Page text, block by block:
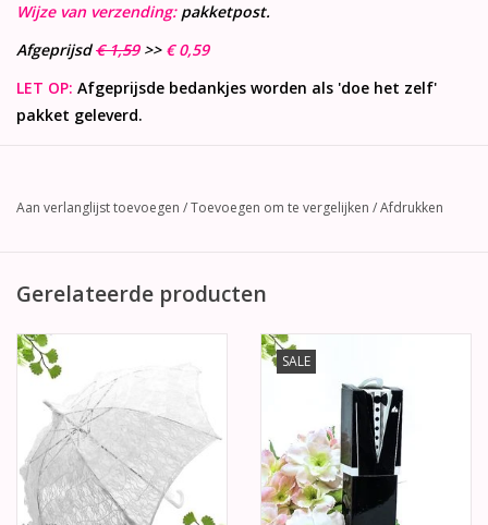
Wijze van verzending: pakketpost.
Afgeprijsd € 1,59>>€ 0,59
LET OP: Afgeprijsde bedankjes worden als 'doe het zelf'
pakket geleverd.
Aan verlanglijst toevoegen /Toevoegen om te vergelijken /Afdrukken
Gerelateerde producten
SALE